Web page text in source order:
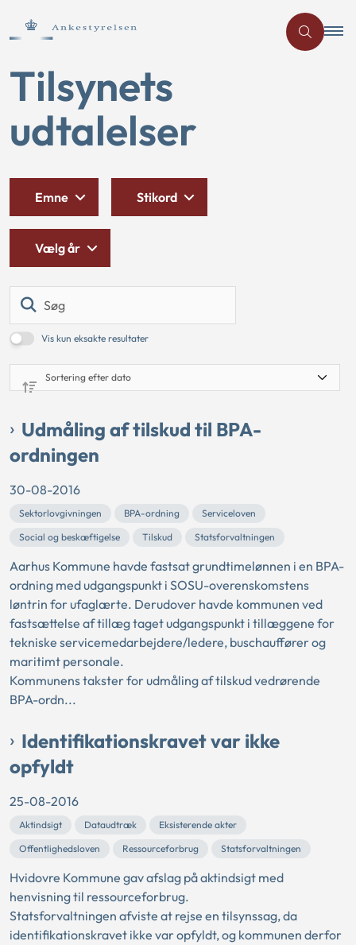
Tilsynets
udtalelser
Vis kun eksakte resultater
Emne Stikord
Vælg år
Udmåling af tilskud til BPA-
ordningen
30-08-2016
Sektorlovgivningen BPA-ordning
Serviceloven
Social og beskæftigelse
Tilskud Statsforvaltningen
Aarhus Kommune havde fastsat grundtimelønnen i en BPA-
ordning med udgangspunkt i SOSU-overenskomstens
løntrin for ufaglærte. Derudover havde kommunen ved
fastsættelse af tillæg taget udgangspunkt i tillæggene for
tekniske servicemedarbejdere/ledere, buschauffører og
maritimt personale.
Kommunens takster for udmåling af tilskud vedrørende
BPA-ordn...
Identifikationskravet var ikke
opfyldt
25-08-2016
Aktindsigt Dataudtræk
Eksisterende akter
Offentlighedsloven
Ressourceforbrug Statsforvaltningen
Hvidovre Kommune gav afslag på aktindsigt med
henvisning til ressourceforbrug.
Statsforvaltningen afviste at rejse en tilsynssag, da
identifikationskravet ikke var opfyldt, og kommunen derfor